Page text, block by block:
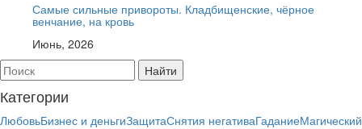
Самые сильные привороты. Кладбищенские, чёрное
венчание, на кровь
Июнь, 2026
Категории
ЛюбовьБизнес и деньгиЗащитаСнятия негативаГаданиеМагический